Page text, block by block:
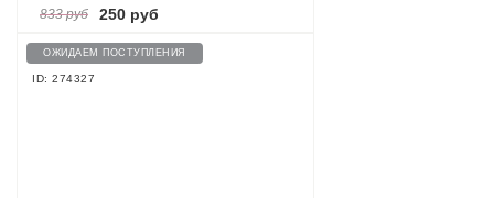
833 руб 250 руб
ОЖИДАЕМ ПОСТУПЛЕНИЯ
ID: 274327